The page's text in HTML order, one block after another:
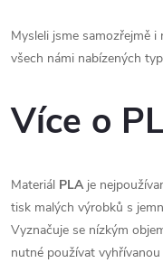
Mysleli jsme samozřejmě
všech námi nabízených
Více o
Materiál PLAje
tisk malých výrobků s
Vyznačuje se nízkým
nutné používat